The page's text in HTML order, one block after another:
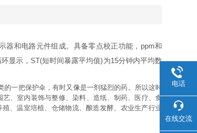
器和电路元件组成。具备零点校正功能，ppm和
显示，ST(短时间暴露平均值)为15分钟内平均数
一把保护伞，有时又像是一剂猛烈的药。所以这时
、室内装饰与整修、染料、造纸、制药、医疗、食
、温室培植、仓储物流、酿造发酵、农业生产行业
电话
在线交流